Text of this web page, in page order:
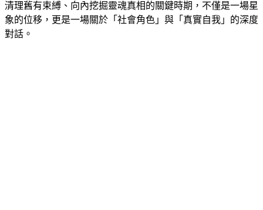
清理舊有束縛、向內挖掘靈魂真相的關鍵時期，不僅是一場星
象的位移，更是一場關於「社會角色」與「真實自我」的深度
對話。